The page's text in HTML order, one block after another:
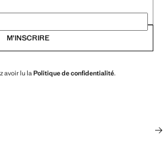
M’INSCRIRE
avoir lu la Politique de confidentialité.